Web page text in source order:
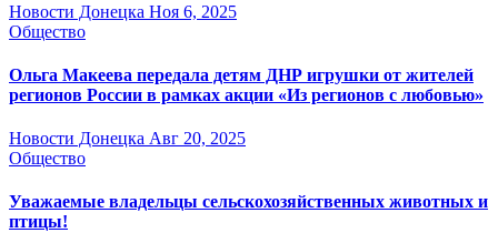
Новости Донецка Ноя 6, 2025
Общество
Ольга Макеева передала детям ДНР игрушки от жителей
регионов России в рамках акции «Из регионов с любовью»
Новости Донецка Авг 20, 2025
Общество
Уважаемые владельцы сельскохозяйственных животных и
птицы!